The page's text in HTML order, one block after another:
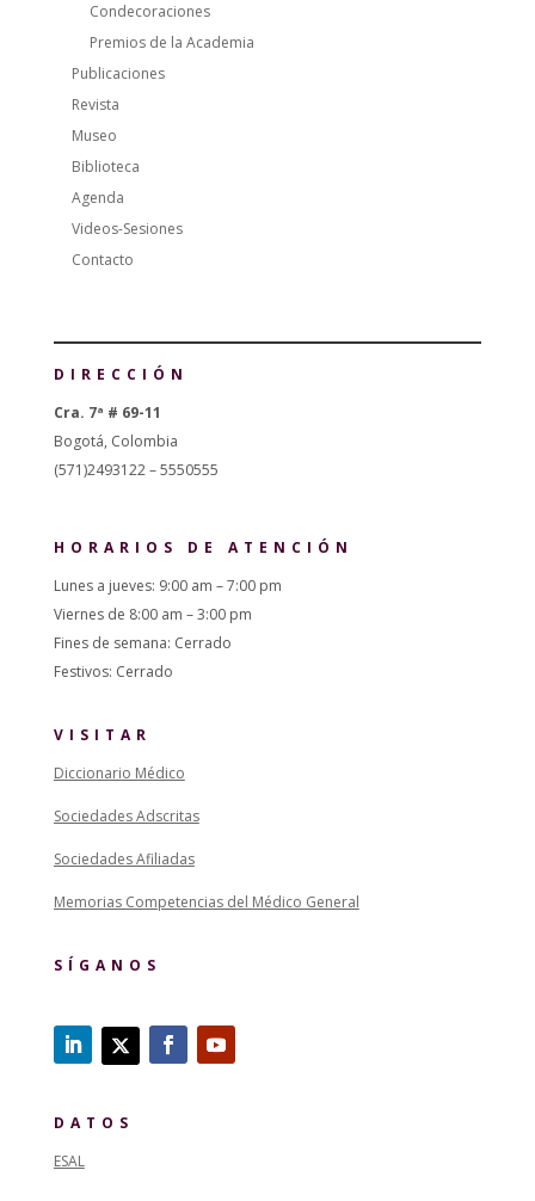
Condecoraciones
Premios de la Academia
Publicaciones
Revista
Museo
Biblioteca
Agenda
Videos-Sesiones
Contacto
DIRECCIÓN
Cra. 7ª # 69-11
Bogotá, Colombia
(571)2493122 – 5550555
HORARIOS DE ATENCIÓN
Lunes a jueves: 9:00 am – 7:00 pm
Viernes de 8:00 am – 3:00 pm
Fines de semana: Cerrado
Festivos: Cerrado
VISITAR
Diccionario Médico
Sociedades Adscritas
Sociedades Afiliadas
Memorias Competencias del Médico General
SÍGANOS
DATOS
ESAL